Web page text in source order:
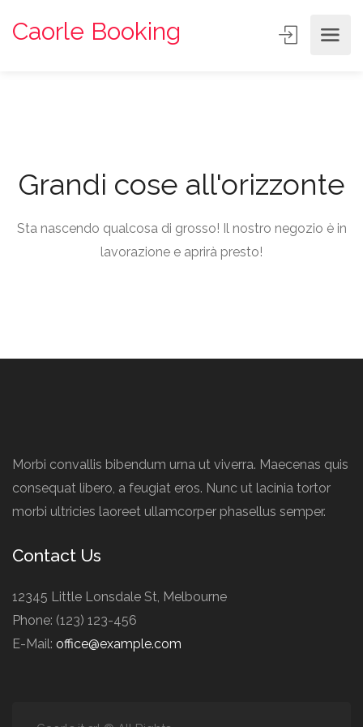
Caorle Booking
Grandi cose all'orizzonte
Sta nascendo qualcosa di grosso! Il nostro negozio è in
lavorazione e aprirà presto!
Morbi convallis bibendum urna ut viverra. Maecenas quis
consequat libero, a feugiat eros. Nunc ut lacinia tortor
morbi ultricies laoreet ullamcorper phasellus semper.
Contact Us
12345 Little Lonsdale St, Melbourne
Phone: (123) 123-456
E-Mail: office@example.com